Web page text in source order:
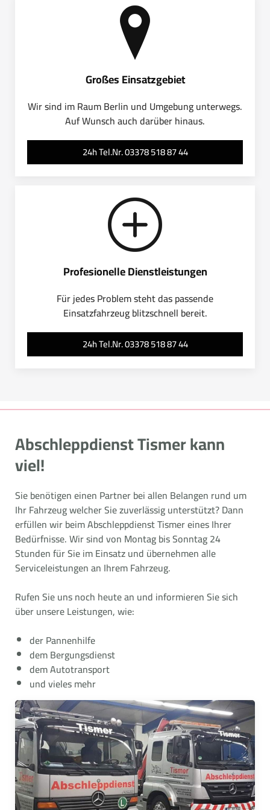
Großes Einsatzgebiet
Wir sind im Raum Berlin und Umgebung unterwegs.
Auf Wunsch auch darüber hinaus.
24h Tel.Nr. 03378 518 87 44
Profesionelle Dienstleistungen
Für jedes Problem steht das passende
Einsatzfahrzeug blitzschnell bereit.
24h Tel.Nr. 03378 518 87 44
Abschleppdienst Tismer kann
viel!
Sie benötigen einen Partner bei allen Belangen rund um
Ihr Fahrzeug welcher Sie zuverlässig unterstützt? Dann
erfüllen wir beim Abschleppdienst Tismer eines Ihrer
Bedürfnisse. Wir sind von Montag bis Sonntag 24
Stunden für Sie im Einsatz und übernehmen alle
Serviceleistungen an Ihrem Fahrzeug.
Rufen Sie uns noch heute an und informieren Sie sich
über unsere Leistungen, wie:
der Pannenhilfe
dem Bergungsdienst
dem Autotransport
und vieles mehr